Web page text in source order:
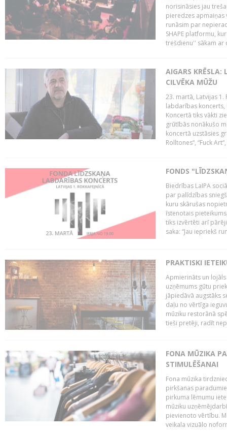
norisināsies jau
pieredzes apmaiņas
runāsim par
SHAPE platformu,
trešdienu'' sākam ar
AIGARS KRĒSLA:
CILVĒKA MŪŽU
23. martā, Latvijas 1.
labdarības koncerts,
Koncertā tiks vākti
grūtībās nonākušo
koncertā uzstāsies
Rolltones“, “Fuck
FONDS
Biedrības LaIPA
par palīdzības
kuru skārušas
īstenotais
tiks izvērtēti arī
saka: “Jau iepriekš
PRAKTISKI
Apmierināts un
uzņēmums gūtu
jāpiedāvā augstāks
daļu no vērtīga
mūziku restorānā
tieši pretēji, radīt
FONA MŪZIKA
STIMULĒŠANAI
Fona mūzika
pirkšanas
pirkuma lēmumu
mūziku
pievienoto vērtību.
veikala vizuālo